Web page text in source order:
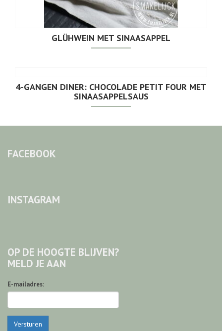
GLÜHWEIN MET SINAASAPPEL
4-GANGEN DINER: CHOCOLADE PETIT FOUR MET
SINAASAPPELSAUS
FACEBOOK
INSTAGRAM
OP DE HOOGTE BLIJVEN?
MELD JE AAN
E-mailadres:
Versturen